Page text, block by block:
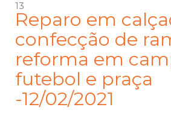
13
Reparo em
confecção de
reforma em
futebol e praça
-12/02/2021